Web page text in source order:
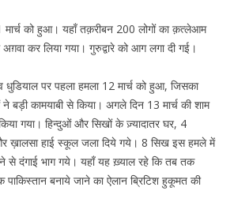
को हुआ। यहाँ तक़रीबन 200 लोगों का क़त्लेआम
कर लिया गया। गुरुद्वारे को आग लगा दी गई।
धुडियाल पर पहला हमला 12 मार्च को हुआ, जिसका
बड़ी कामयाबी से किया। अगले दिन 13 मार्च की शाम
गया। हिन्दुओं और सिखों के ज़्यादातर घर, 4
और ख़ालसा हाई स्कूल जला दिये गये। 8 सिख इस हमले में
से दंगाई भाग गये। यहाँ यह ख़्याल रहे कि तब तक
पाकिस्तान बनाये जाने का ऐलान ब्रिटिश हुकूमत की